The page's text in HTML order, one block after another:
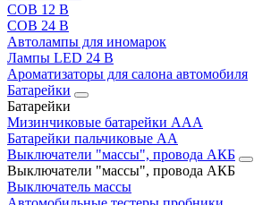
COB 12 В
COB 24 В
Автолампы для иномарок
Лампы LED 24 B
Ароматизаторы для салона автомобиля
Батарейки
Батарейки
Мизинчиковые батарейки AAA
Батарейки пальчиковые АА
Выключатели "массы", провода АКБ
Выключатели "массы", провода АКБ
Выключатель массы